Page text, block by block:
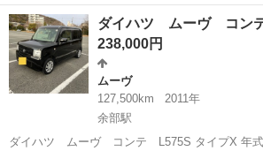
使用上の問題はありませんが 中古車であること
入願います。 また、名義変更が可能な方で、お願いし
等につきましては下記の通り...
兵庫 明石市 大久保駅 ムーヴ
238,000円
ムーヴ
127,500km
2011年
余部駅
ダイハツ ムーヴ コンテ L575S タイプX 年式H23・12月 人気の